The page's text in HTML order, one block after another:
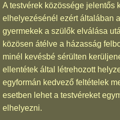
A testvérek közössége jelentős
elhelyezésénél ezért általában
gyermekek a szülők elválása
közösen átélve a házasság
minél kevésbé sérülten
ellentétek által létrehozott
egyformán kedvező feltételek
esetben lehet a testvéreket
elhelyezni.